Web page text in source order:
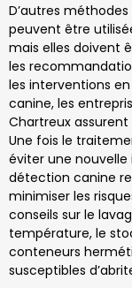
D’autres
peuvent être
mais elles doivent
les
les interventions
canine, les
Chartreux
Une fois le
éviter une nouvelle
détection canine
minimiser les
conseils sur le
température, le
conteneurs
susceptibles